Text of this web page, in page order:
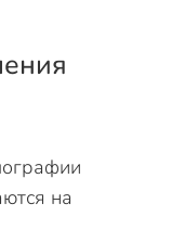
на